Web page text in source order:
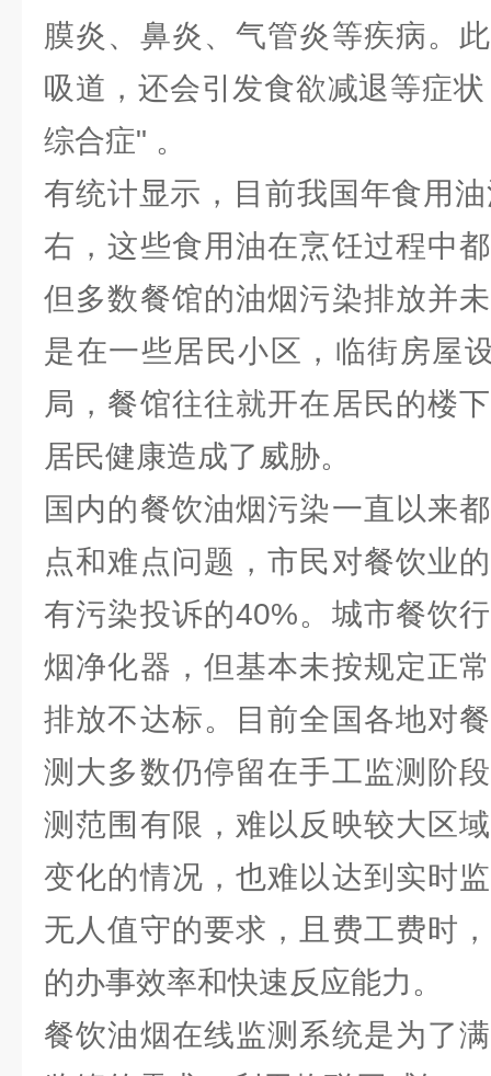
膜炎、鼻炎、气管炎等疾病。
吸道，还会引发食欲减退等症
综合症" 。
有统计显示，目前我国年食用
右，这些食用油在烹饪过程中
但多数餐馆的油烟污染排放并
是在一些居民小区，临街房屋
局，餐馆往往就开在居民的楼
居民健康造成了威胁。
国内的餐饮油烟污染一直以来
点和难点问题，市民对餐饮业
有污染投诉的40%。城市餐饮
烟净化器，但基本未按规定正
排放不达标。目前全国各地对
测大多数仍停留在手工监测阶
测范围有限，难以反映较大区
变化的情况，也难以达到实时
无人值守的要求，且费工费时
的办事效率和快速反应能力。
餐饮油烟在线监测系统是为了